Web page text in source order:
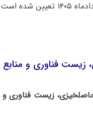
شده است.
فناوری و منابع
زیست فناوری